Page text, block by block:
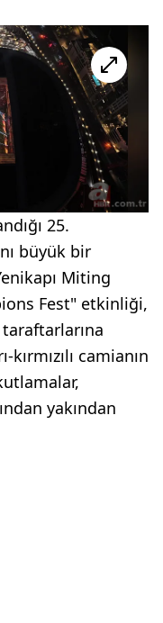
25.
büyük bir
Miting
Fest" etkinliği,
camianın
yakından